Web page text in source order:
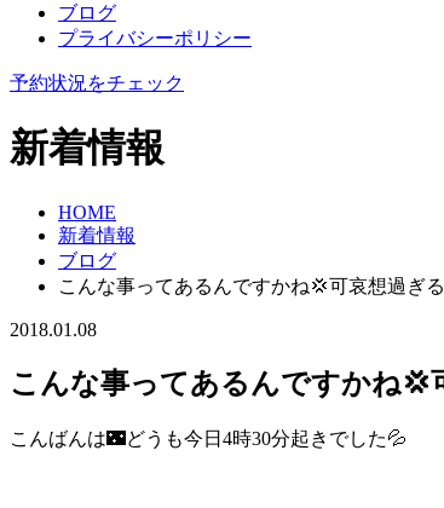
ブログ
プライバシーポリシー
予約状況をチェック
新着情報
HOME
新着情報
ブログ
こんな事ってあるんですかね💢可哀想過ぎ
2018.01.08
こんな事ってあるんですかね💢
こんばんは🌃どうも今日4時30分起きでした💦